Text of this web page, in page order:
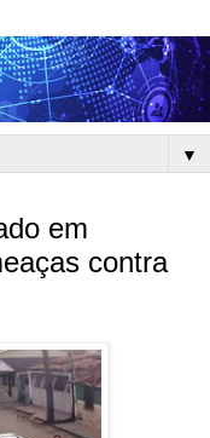
▼
em
contra